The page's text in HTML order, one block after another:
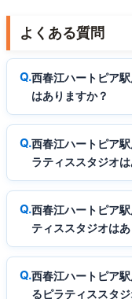
よくある質問
西春江ハートピア
はありますか？
西春江ハートピア
ラティススタジオ
西春江ハートピア
ティススタジオは
西春江ハートピア
るピラティススタ